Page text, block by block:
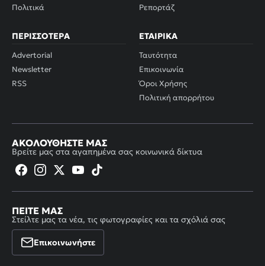
Πολιτικά
Ρεπορτάζ
ΠΕΡΙΣΣΌΤΕΡΑ
Advertorial
Newsletter
RSS
ΕΤΑΙΡΙΚΆ
Ταυτότητα
Επικοινωνία
Όροι Χρήσης
Πολιτική απορρήτου
ΑΚΟΛΟΥΘΉΣΤΕ ΜΑΣ
Βρείτε μας στα αγαπημένα σας κοινωνικά δίκτυα
ΠΕΊΤΕ ΜΑΣ
Στείλτε μας τα νέα, τις φωτογραφίες και τα σχόλιά σας
Επικοινωνήστε